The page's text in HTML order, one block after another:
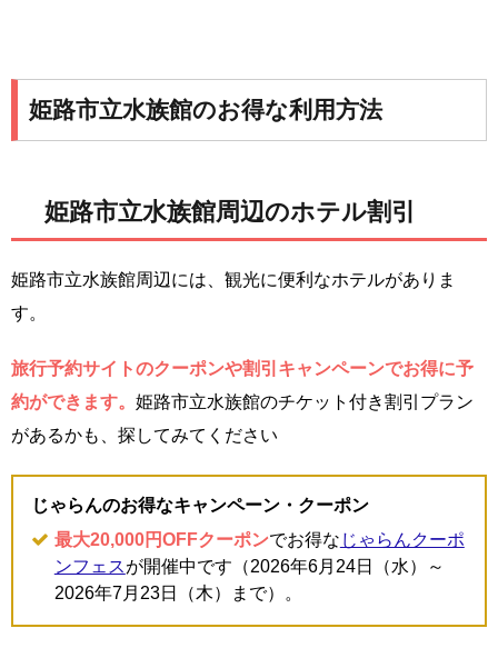
姫路市立水族館のお得な利用方法
姫路市立水族館周辺のホテル割引
姫路市立水族館周辺には、観光に便利なホテルがありま
す。
旅行予約サイトのクーポンや割引キャンペーンでお得に予
約ができます。 姫路市立水族館のチケット付き割引プラン
があるかも、探してみてください
じゃらんのお得なキャンペーン・クーポン
最大20,000円OFFクーポンでお得な じゃらんクーポ
ンフェスが開催中です（2026年6月24日（水）～
2026年7月23日（木）まで）。